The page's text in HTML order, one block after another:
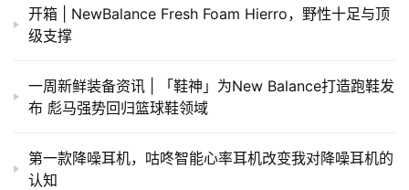
开箱 | NewBalance Fresh Foam Hierro，野性十足与顶
级支撑
一周新鲜装备资讯 | 「鞋神」为New Balance打造跑鞋发
布 彪马强势回归篮球鞋领域
第一款降噪耳机，咕咚智能心率耳机改变我对降噪耳机的
认知